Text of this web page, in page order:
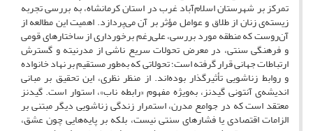
تمرکز بر شهرستان اسلام‌آباد غرب در استان کرمانشاه، به بررسی تجربه
زیسته‌ی زنان از طلاق و عوامل مؤثر بر آن می‌پردازد. اهمیت این مطالعه از
آن‌روست که منطقه مورد بررسی، علی‌رغم برخورداری از ساختارهای قومی
و فرهنگی سنتی، در معرض تحولات سریع ناشی از مدرنیته و گسترش
ارتباطات جهانی قرار گرفته است؛ تحولاتی که به‌طور مستقیم بر نهاد خانواده
و روابط زناشویی تأثیرگذار بوده‌اند. از منظر نظری، این تحقیق بر مبانی
اندیشه‌ی آنتونی گیدنز، به‌ویژه مفهوم «رابطه ناب»، استوار است. گیدنز
معتقد است که در جوامع مدرن، استمرار زندگی زناشویی دیگر مبتنی بر
الزامات اقتصادی یا فشارهای سنتی نیست، بلکه بر پایه‌هایی چون عشق،